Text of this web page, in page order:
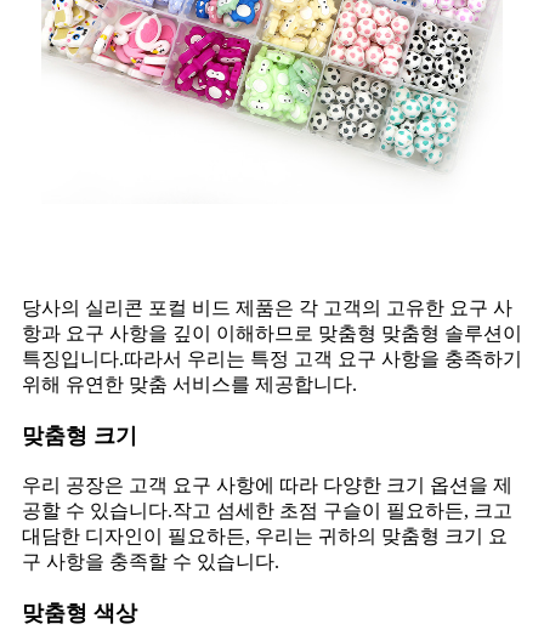
당사의 실리콘 포컬 비드 제품은 각 고객의 고유한 요구 사
항과 요구 사항을 깊이 이해하므로 맞춤형 맞춤형 솔루션이
특징입니다.따라서 우리는 특정 고객 요구 사항을 충족하기
위해 유연한 맞춤 서비스를 제공합니다.
맞춤형 크기
우리 공장은 고객 요구 사항에 따라 다양한 크기 옵션을 제
공할 수 있습니다.작고 섬세한 초점 구슬이 필요하든, 크고
대담한 디자인이 필요하든, 우리는 귀하의 맞춤형 크기 요
구 사항을 충족할 수 있습니다.
맞춤형 색상